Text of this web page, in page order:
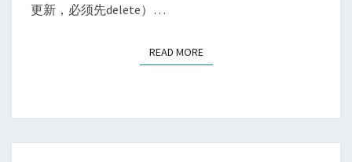
更新，必须先delete）…
READ MOREREAD MORE